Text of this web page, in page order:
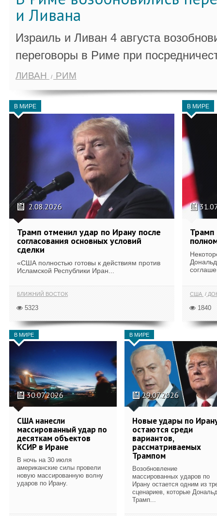
и Ливана
Израиль и Ливан 4 августа
переговоры в Риме при
ЛИВАН РИМ
В МИРЕ
2.08.2026
Трамп отменил удар по Ирану после
согласования основных условий
сделки
«США полностью готовы к действиям против
Исламской Республики Иран...
БЛИЖНИЙ ВОСТОК
5323
В МИРЕ
Трамп
США
1840
В МИРЕ
30.07.2026
США нанесли
массированный удар по
десяткам объектов
КСИР в Иране
В ночь на 30 июля
американские силы провели
новую массированную волну
ударов по Ирану.
В МИРЕ
29.07.2026
Новые удары по
остаются среди
вариантов,
рассматриваемых
Трампом
Возобновление
массированных ударов по
Ирану остается одним из
сценариев, которые
Трамп...